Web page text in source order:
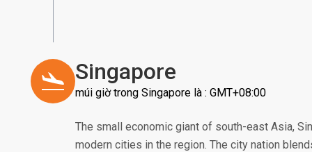
Singapore
múi giờ trong Singapore là : GMT+08:00
The small economic giant of south-east Asia,
modern cities in the region. The city nation